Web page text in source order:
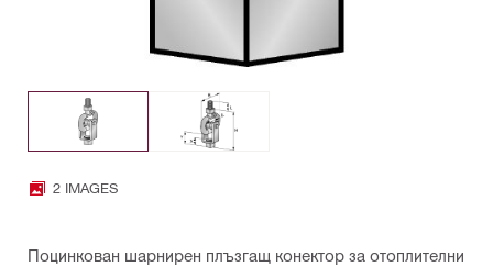
2 IMAGES
Поцинкован шарнирен плъзгащ конектор за отоплителни